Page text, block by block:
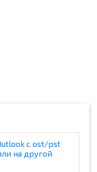
с ost/pst
на другой